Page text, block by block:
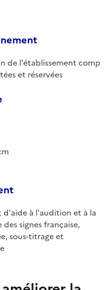
de l'établissement comp
et réservées
d'aide à l'audition et à la
signes française,
sous-titrage et